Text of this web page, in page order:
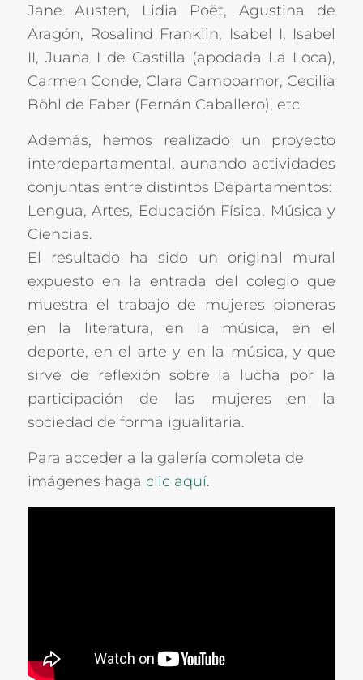
Jane Austen, Lidia Poët, Agustina de
Aragón, Rosalind Franklin, Isabel I, Isabel
II, Juana I de Castilla (apodada La Loca),
Carmen Conde, Clara Campoamor, Cecilia
Böhl de Faber (Fernán Caballero), etc.
Además, hemos realizado un proyecto
interdepartamental, aunando actividades
conjuntas entre distintos Departamentos:
Lengua, Artes, Educación Física, Música y
Ciencias.
El resultado ha sido un original mural
expuesto en la entrada del colegio que
muestra el trabajo de mujeres pioneras
en la literatura, en la música, en el
deporte, en el arte y en la música, y que
sirve de reflexión sobre la lucha por la
participación de las mujeres en la
sociedad de forma igualitaria.
Para acceder a la galería completa de
imágenes haga clic aquí.